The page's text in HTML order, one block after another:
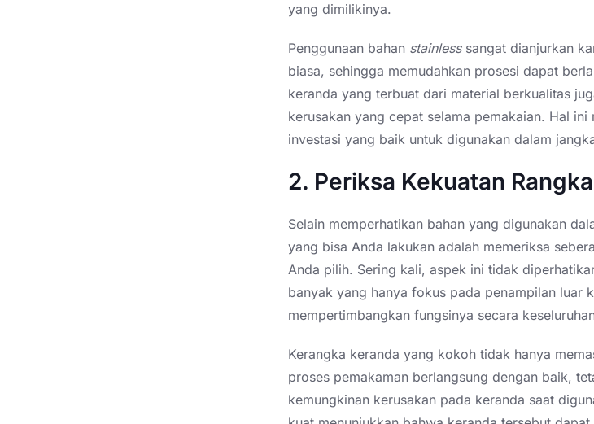
yang dimilikinya.
Penggunaan bahan stainlesssangat dianjurkan
biasa, sehingga memudahkan prosesi dapat
keranda yang terbuat dari material berkualitas
kerusakan yang cepat selama pemakaian. Hal
investasi yang baik untuk digunakan dalam
2. Periksa Kekuatan
Selain memperhatikan bahan yang digunakan
yang bisa Anda lakukan adalah memeriksa
Anda pilih. Sering kali, aspek ini tidak
banyak yang hanya fokus pada penampilan luar
mempertimbangkan fungsinya secara
Kerangka keranda yang kokoh tidak hanya
proses pemakaman berlangsung dengan baik,
kemungkinan kerusakan pada keranda saat